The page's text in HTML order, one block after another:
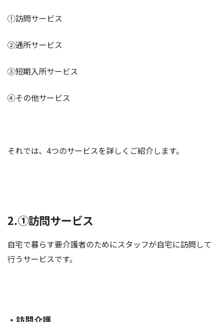
①訪問サービス
②通所サービス
③短期入所サービス
④その他サービス
それでは、4つのサービスを詳しくご紹介します。
2.①訪問サービス
自宅で暮らす要介護者のためにスタッフが自宅に訪問して
行うサービスです。